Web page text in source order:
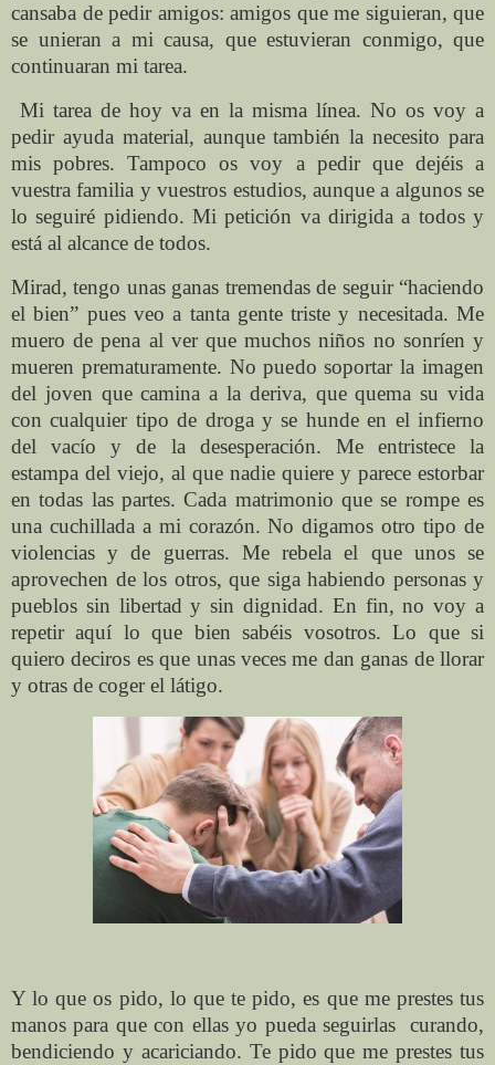
cansaba de pedir amigos: amigos que me siguieran, que
se unieran a mi causa, que estuvieran conmigo, que
continuaran mi tarea.
Mi tarea de hoy va en la misma línea. No os voy a
pedir ayuda material, aunque también la necesito para
mis pobres. Tampoco os voy a pedir que dejéis a
vuestra familia y vuestros estudios, aunque a algunos se
lo seguiré pidiendo. Mi petición va dirigida a todos y
está al alcance de todos.
Mirad, tengo unas ganas tremendas de seguir “haciendo
el bien” pues veo a tanta gente triste y necesitada. Me
muero de pena al ver que muchos niños no sonríen y
mueren prematuramente. No puedo soportar la imagen
del joven que camina a la deriva, que quema su vida
con cualquier tipo de droga y se hunde en el infierno
del vacío y de la desesperación. Me entristece la
estampa del viejo, al que nadie quiere y parece estorbar
en todas las partes. Cada matrimonio que se rompe es
una cuchillada a mi corazón. No digamos otro tipo de
violencias y de guerras. Me rebela el que unos se
aprovechen de los otros, que siga habiendo personas y
pueblos sin libertad y sin dignidad. En fin, no voy a
repetir aquí lo que bien sabéis vosotros. Lo que si
quiero deciros es que unas veces me dan ganas de llorar
y otras de coger el látigo.
Y lo que os pido, lo que te pido, es que me prestes tus
manos para que con ellas yo pueda seguirlas
curando,
bendiciendo y acariciando. Te pido que me prestes tus